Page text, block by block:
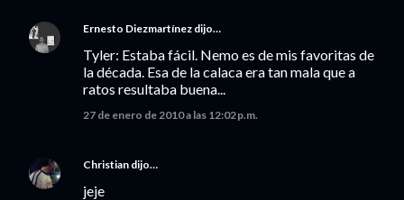
Ernesto Diezmartínez dijo…
Tyler: Estaba fácil. Nemo es de mis favoritas de
la década. Esa de la calaca era tan mala que a
ratos resultaba buena...
27 de enero de 2010 a las 12:02 p.m.
Christian dijo…
jeje